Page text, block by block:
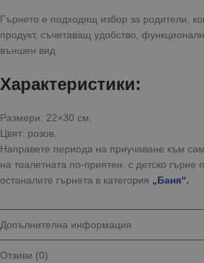
Гърнето е подходящ избор за родители,
продукт, съчетаващ удобство,
външен вид.
Характеристики:
Размери: 22×30 см;
Цвят: розов.
Направете периода на приучаване към
на тоалетната по-приятен. с детско гърне
останалите гърнета в категория „Баня“.
Допълнителна информация
Отзиви (0)